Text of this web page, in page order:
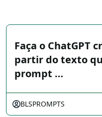
Faça o ChatGPT
partir do texto
prompt …
BLSPROMPTS